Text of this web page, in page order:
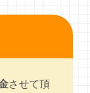
させて頂